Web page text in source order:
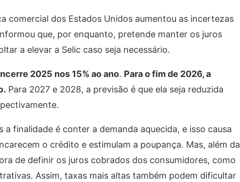
comercial dos Estados Unidos aumentou as incertezas
que, por enquanto, pretende manter os juros
a elevar a Selic caso seja necessário.
2025 nos 15% ao ano. Para o fim de 2026, a
Para 2027 e 2028, a previsão é que ela seja reduzida
finalidade é conter a demanda aquecida, e isso causa
o crédito e estimulam a poupança. Mas, além da
de definir os juros cobrados dos consumidores, como
Assim, taxas mais altas também podem dificultar